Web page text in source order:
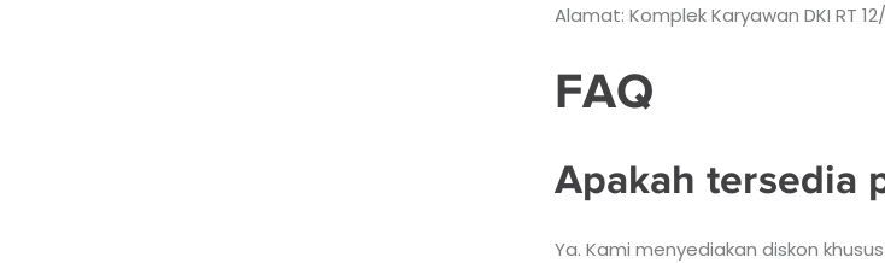
Alamat: Komplek Karyawan DKI RT
FAQ
Apakah tersedia
Ya. Kami menyediakan diskon